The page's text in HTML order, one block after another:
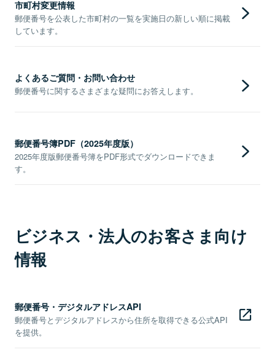
市町村変更情報
郵便番号を公表した市町村の一覧を実施日の新しい順に掲載
しています。
よくあるご質問・お問い合わせ
郵便番号に関するさまざまな疑問にお答えします。
郵便番号簿PDF（2025年度版）
2025年度版郵便番号簿をPDF形式でダウンロードできま
す。
ビジネス・法人のお客さま向け
情報
郵便番号・デジタルアドレスAPI
郵便番号とデジタルアドレスから住所を取得できる公式API
を提供。